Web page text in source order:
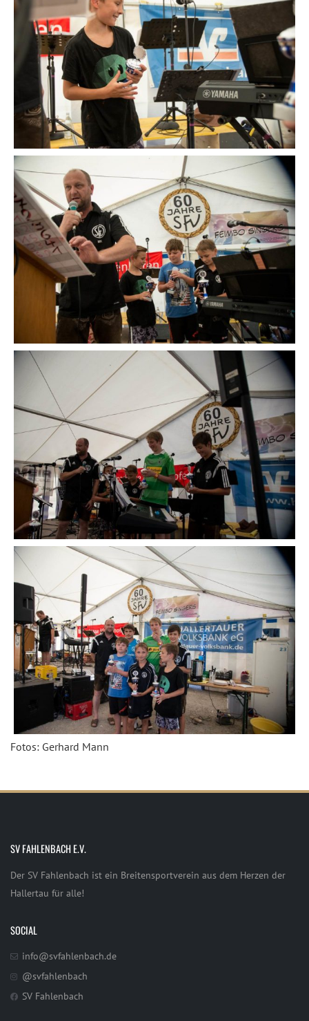
Fotos: Gerhard Mann
SV FAHLENBACH E.V.
Der SV Fahlenbach ist ein Breitensportverein aus dem Herzen der
Hallertau für alle!
SOCIAL
info@svfahlenbach.de
@svfahlenbach
SV Fahlenbach